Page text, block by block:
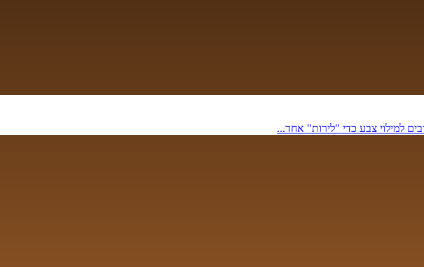
למילוי צבע כדי "לירות" אחד...